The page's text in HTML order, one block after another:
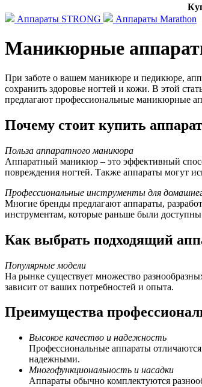
Аппараты STRONG
Аппараты Marathon
Маникюрные
При заботе о вашем маникюре и педикюре,
сохранить здоровье ногтей и кожи. В этой
предлагают профессиональные маникюрные
Почему стоит купить
Польза аппаратного маникюра
Аппаратный маникюр – это эффективный
повреждения ногтей. Также аппараты могут
Профессиональные инструменты для
Многие бренды предлагают аппараты,
инструментам, которые раньше были
Как выбрать подходящий
Популярные модели
На рынке существует множество
зависит от ваших потребностей и опыта.
Преимущества
Высокое качество и надежность
Профессиональные аппараты
надежными.
Многофункциональность и насадки
Аппараты обычно комплектуются